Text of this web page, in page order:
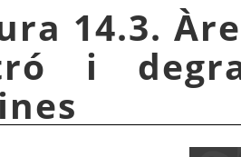
14.3.
i